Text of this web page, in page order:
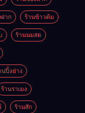
าก ร้านข้าวต้ม
ร้านนมสด
นปิ้งย่าง
ร้านราเมง
ร้านสัก